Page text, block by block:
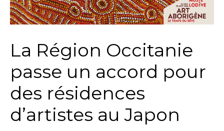
La Région Occitanie
passe un accord pour
des résidences
d’artistes au Japon